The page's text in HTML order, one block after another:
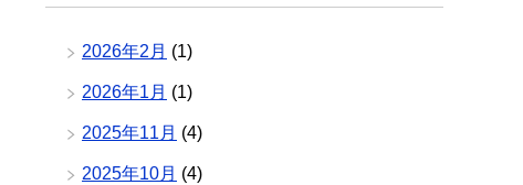
2026年2月 (1)
2026年1月 (1)
2025年11月 (4)
2025年10月 (4)